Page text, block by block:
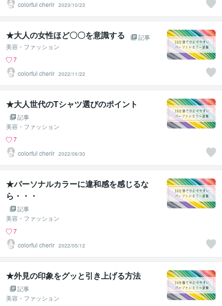
colorful cherir 2023/10/23
★大人の女性ほど〇〇を意識する
記事
美容・ファッション
7
colorful cherir 2022/11/22
★大人世代のTシャツ選びのポイント
記事
美容・ファッション
7
colorful cherir 2022/06/30
★パーソナルカラーに違和感を感じるな
ら・・・
記事
美容・ファッション
7
colorful cherir 2022/05/12
★外見の印象をグッと引き上げる方法
記事
美容・ファッション